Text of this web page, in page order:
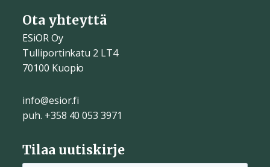
Ota yhteyttä
ESiOR Oy
Tulliportinkatu 2 LT4
70100 Kuopio
info@esior.fi
puh. +358 40 053 3971
Tilaa uutiskirje